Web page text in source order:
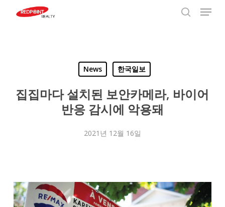
Menu
News 한국일보
집집마다 설치된 보안카메라, 바이어
반응 감시에 악용돼
2021년 12월 16일